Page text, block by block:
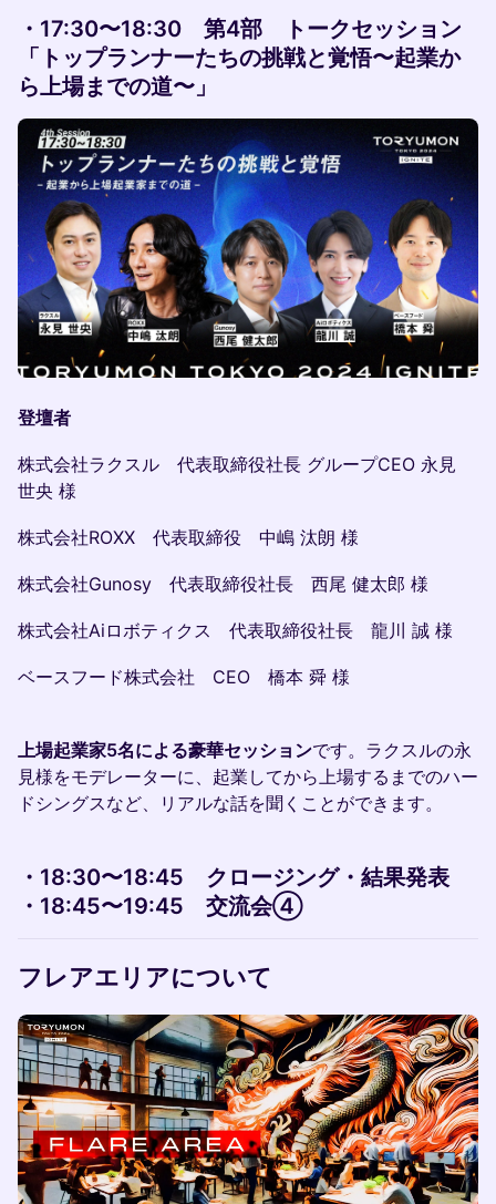
・17:30〜18:30
第4部 トークセッション
「トップランナーたちの挑戦と覚悟〜起業か
ら上場までの道〜」
登壇者
株式会社ラクスル 代表取締役社長 グループCEO 永見
世央 様
株式会社ROXX 代表取締役 中嶋 汰朗 様
株式会社Gunosy 代表取締役社長 西尾 健太郎 様
株式会社Aiロボティクス 代表取締役社長 龍川 誠 様
ベースフード株式会社 CEO 橋本 舜 様
上場起業家5名による豪華セッションです。ラクスルの永
見様をモデレーターに、起業してから上場するまでのハー
ドシングスなど、リアルな話を聞くことができます。
・18:30〜18:45 クロージング・結果発表
・18:45〜19:45 交流会④​
フレアエリアについて